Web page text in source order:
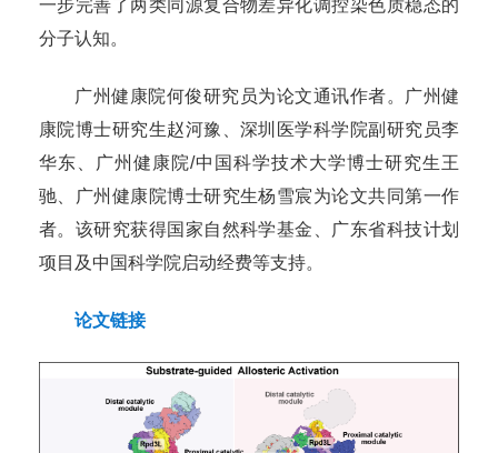
一步完善了两类同源复合物差异化调控染色质稳态的
分子认知。
广州健康院何俊研究员为论文通讯作者。广州健
康院博士研究生赵河豫、深圳医学科学院副研究员李
华东、广州健康院/中国科学技术大学博士研究生王
驰、广州健康院博士研究生杨雪宸为论文共同第一作
者。该研究获得国家自然科学基金、广东省科技计划
项目及中国科学院启动经费等支持。
论文链接